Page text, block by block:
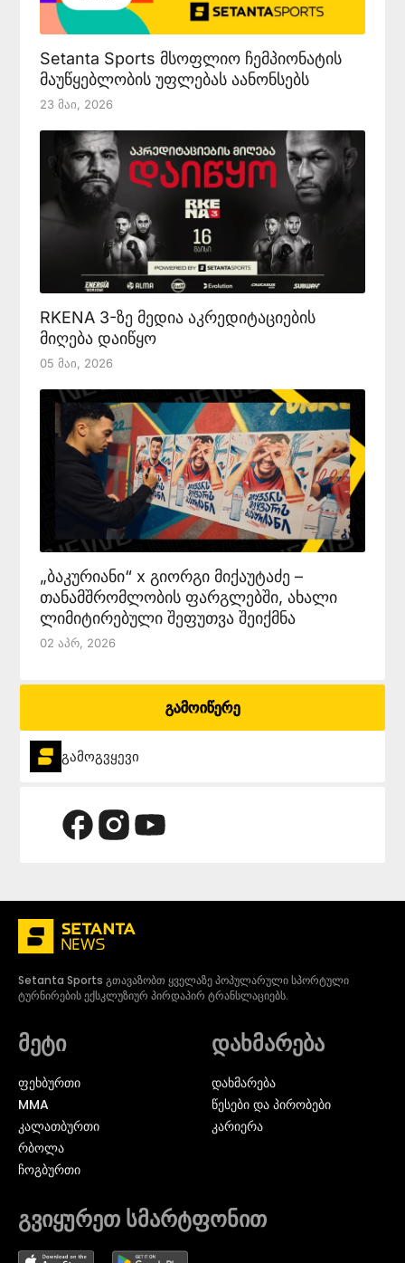
Setanta Sports მსოფლიო ჩემპიონატის
მაუწყებლობის უფლებას აანონსებს
23 Მაი, 2026
RKENA 3-ზე მედია აკრედიტაციების
მიღება დაიწყო
05 Მაი, 2026
„ბაკურიანი“ x გიორგი მიქაუტაძე –
თანამშრომლობის ფარგლებში, ახალი
ლიმიტირებული შეფუთვა შეიქმნა
02 Აპრ, 2026
გამოიწერე
გამოგვყევი
Setanta Sports გთავაზობთ ყველაზე პოპულარული სპორტული
ტურნირების ექსკლუზიურ პირდაპირ ტრანსლაციებს.
მეტი
ᲤᲔᲮᲑᲣᲠᲗᲘ
MMA
ᲙᲐᲚᲐᲗᲑᲣᲠᲗᲘ
ᲠᲑᲝᲚᲐ
ᲩᲝᲒᲑᲣᲠᲗᲘ
დახმარება
დახმარება
წესები და პირობები
კარიერა
გვიყურეთ სმარტფონით